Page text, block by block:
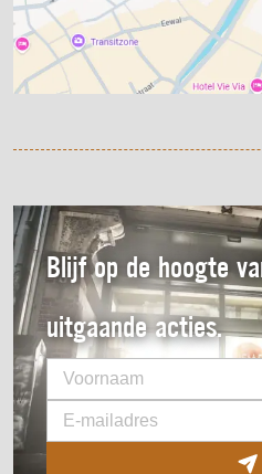
Blijf op de hoogte
uitgaande acties.